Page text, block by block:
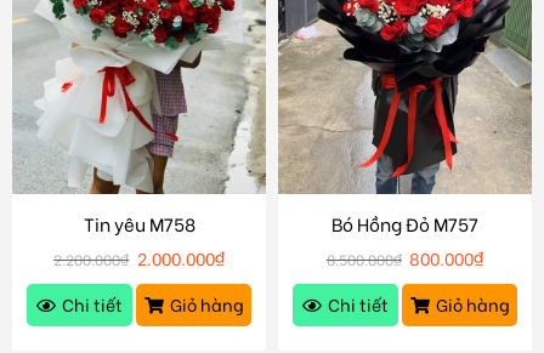
Tin yêu M758
2.200.000₫ 2.000.000₫
Chi tiết
Giỏ hàng
Bó Hồng Đỏ M757
8.500.000₫ 800.000₫
Chi tiết
Giỏ hàng